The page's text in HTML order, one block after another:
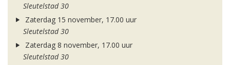
Sleutelstad 30
Zaterdag 15 november, 17.00 uur
Sleutelstad 30
Zaterdag 8 november, 17.00 uur
Sleutelstad 30